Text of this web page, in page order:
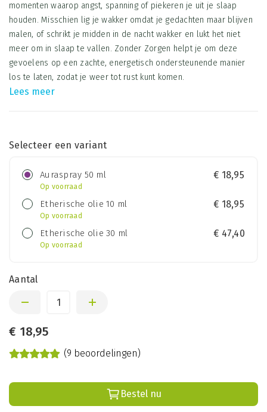
momenten waarop angst, spanning of piekeren je uit je slaap
houden. Misschien lig je wakker omdat je gedachten maar blijven
malen, of schrikt je midden in de nacht wakker en lukt het niet
meer om in slaap te vallen. Zonder Zorgen helpt je om deze
gevoelens op een zachte, energetisch ondersteunende manier
los te laten, zodat je weer tot rust kunt komen.
Lees meer
Selecteer een variant
Auraspray 50 ml
Op voorraad
€ 18,95
Etherische olie 10 ml
Op voorraad
€ 18,95
Etherische olie 30 ml
Op voorraad
€ 47,40
Aantal
€ 18,95
(9 beoordelingen)
Bestel nu